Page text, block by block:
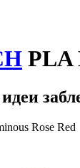
PLA
Rose Red